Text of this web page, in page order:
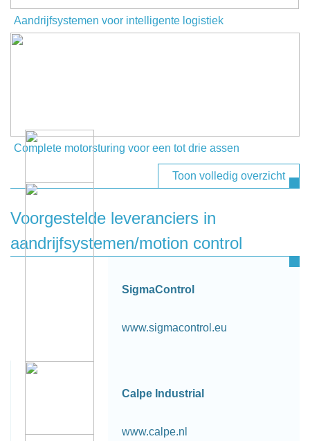
Aandrijfsystemen voor intelligente logistiek
Complete motorsturing voor een tot drie assen
Toon volledig overzicht
Voorgestelde leveranciers in
aandrijfsystemen/motion control
SigmaControl
www.sigmacontrol.eu
Calpe Industrial
www.calpe.nl